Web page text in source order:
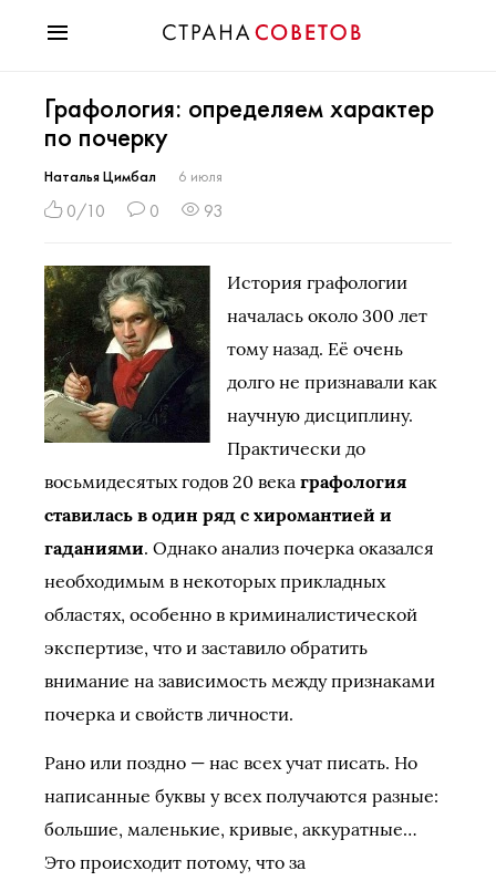
Мода
Звезды
Гороскопы
Здоровье
Хобби
Разное
Праздники
Графология: определяем характер
по почерку
Наталья Цимбал 6 июля
0/10 0 93
История графологии
началась около 300 лет
тому назад. Её очень
долго не признавали как
научную дисциплину.
Практически до
восьмидесятых годов 20 века графология
ставилась в один ряд с хиромантией и
гаданиями. Однако анализ почерка оказался
необходимым в некоторых прикладных
областях, особенно в криминалистической
экспертизе, что и заставило обратить
внимание на зависимость между признаками
почерка и свойств личности.
Рано или поздно — нас всех учат писать. Но
написанные буквы у всех получаются разные:
большие, маленькие, кривые, аккуратные…
Это происходит потому, что за